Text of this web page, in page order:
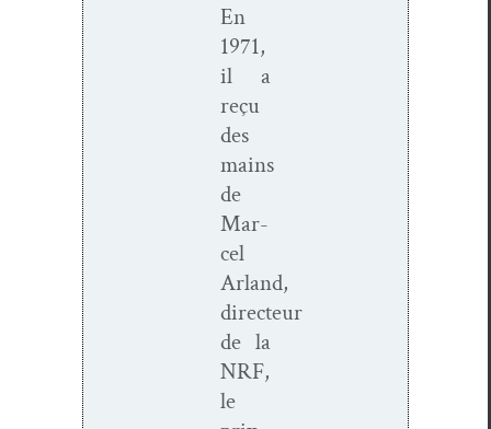
En
1971,
il a
reçu
des
mains
de
Mar­
cel
Arland,
directeur
de la
NRF,
le